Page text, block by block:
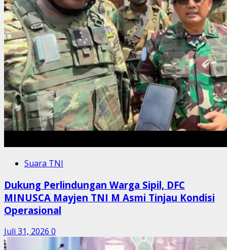
Suara TNI
Dukung Perlindungan Warga Sipil, DFC
MINUSCA Mayjen TNI M Asmi Tinjau Kondisi
Operasional
Juli 31, 2026 0